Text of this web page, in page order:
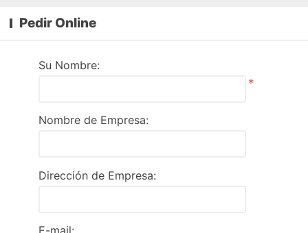
Pedir Online
Su Nombre:
*
Nombre de Empresa:
Dirección de Empresa: